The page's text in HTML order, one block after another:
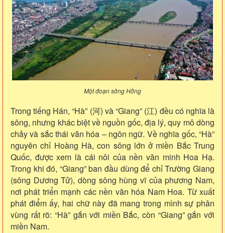
Một đoạn sông Hồng
Trong tiếng Hán, “Hà” (河) và “Giang” (江) đều có nghĩa là
sông, nhưng khác biệt về nguồn gốc, địa lý, quy mô dòng
chảy và sắc thái văn hóa – ngôn ngữ. Về nghĩa gốc, “Hà”
nguyên chỉ Hoàng Hà, con sông lớn ở miền Bắc Trung
Quốc, được xem là cái nôi của nền văn minh Hoa Hạ.
Trong khi đó, “Giang” ban đầu dùng để chỉ Trường Giang
(sông Dương Tử), dòng sông hùng vĩ của phương Nam,
nơi phát triển mạnh các nền văn hóa Nam Hoa. Từ xuất
phát điểm ấy, hai chữ này đã mang trong mình sự phân
vùng rất rõ: “Hà” gắn với miền Bắc, còn “Giang” gắn với
miền Nam.